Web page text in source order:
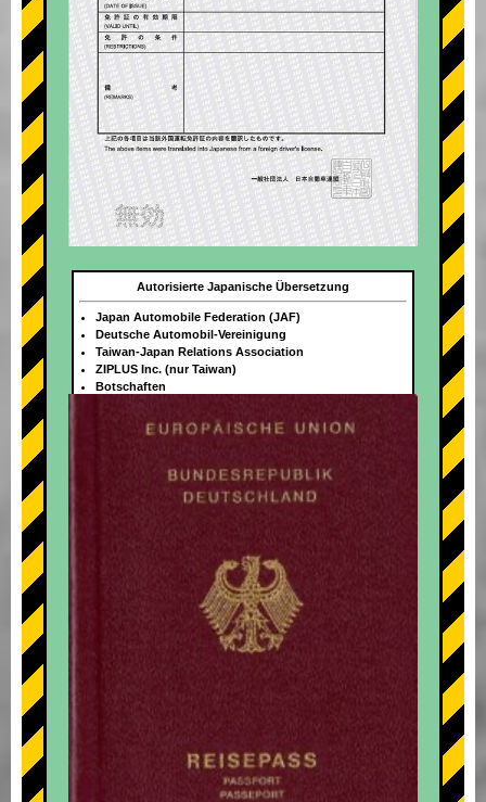
+
Autorisierte Japanische Übersetzung
Japan Automobile Federation (JAF)
Deutsche Automobil-Vereinigung
Taiwan-Japan Relations Association
ZIPLUS Inc. (nur Taiwan)
Botschaften